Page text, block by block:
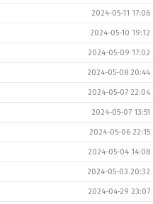
2024-05-11 17:06
2024-05-10 19:12
2024-05-09 17:02
2024-05-08 20:44
2024-05-07 22:04
2024-05-07 13:51
2024-05-06 22:15
2024-05-04 14:08
2024-05-03 20:32
2024-04-29 23:07